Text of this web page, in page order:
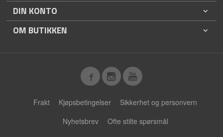
DIN KONTO
OM BUTIKKEN
Frakt Kjøpsbetingelser
Sikkerhet og personvern
Nyhetsbrev
Ofte stilte spørsmål